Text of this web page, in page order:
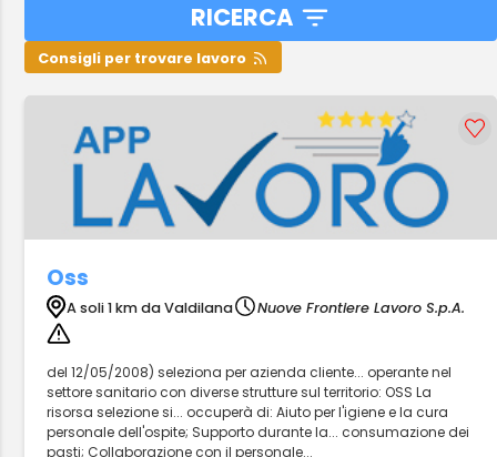
RICERCA
Consigli per trovare lavoro
Oss
A soli 1 km da Valdilana Nuove Frontiere Lavoro S.p.A.
del 12/05/2008) seleziona per azienda cliente... operante nel
settore sanitario con diverse strutture sul territorio: OSS La
risorsa selezione si... occuperà di: Aiuto per l'igiene e la cura
personale dell'ospite; Supporto durante la... consumazione dei
pasti; Collaborazione con il personale...